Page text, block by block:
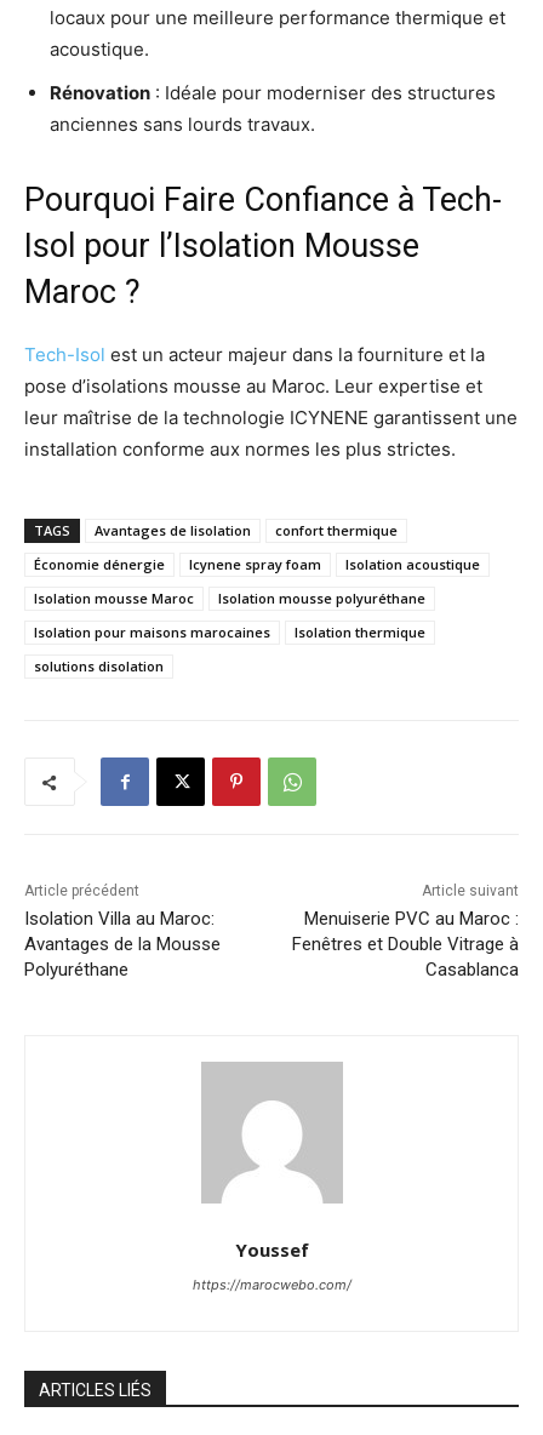
locaux pour une meilleure performance thermique et
acoustique.
Rénovation : Idéale pour moderniser des structures
anciennes sans lourds travaux.
Pourquoi Faire Confiance à Tech-
Isol pour l’Isolation Mousse
Maroc ?
Tech-Isol est un acteur majeur dans la fourniture et la
pose d’isolations mousse au Maroc. Leur expertise et
leur maîtrise de la technologie ICYNENE garantissent une
installation conforme aux normes les plus strictes.
TAGS Avantages de lisolation
confort thermique
Économie dénergie
Icynene spray foam
Isolation acoustique
Isolation mousse Maroc
Isolation mousse polyuréthane
Isolation pour maisons marocaines
Isolation thermique
solutions disolation
Article précédent
Isolation Villa au Maroc:
Avantages de la Mousse
Polyuréthane
Article suivant
Menuiserie PVC au Maroc :
Fenêtres et Double Vitrage à
Casablanca
Youssef
https://marocwebo.com/
ARTICLES LIÉS